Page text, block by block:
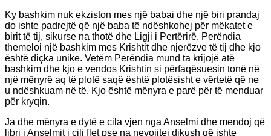
Ky bashkim nuk ekziston mes një babai dhe një biri prandaj
do ishte padrejtë që një baba të ndëshkohej për mëkatet e
birit të tij, sikurse na thotë dhe Ligji i Pertërirë. Perëndia
themeloi një bashkim mes Krishtit dhe njerëzve të tij dhe kjo
është diçka unike. Vetëm Perëndia mund ta krijojë atë
bashkim dhe kjo e vendos Krishtin si përfaqësuesin tonë në
një mënyrë aq të plotë saqë është plotësisht e vërtetë që ne
u ndëshkuam në të. Kjo është mënyra e parë për të menduar
për kryqin.
Ja dhe mënyra e dytë e cila vjen nga Anselmi dhe mendoj që
libri i Anselmit i cili flet pse na nevojitej dikush që ishte